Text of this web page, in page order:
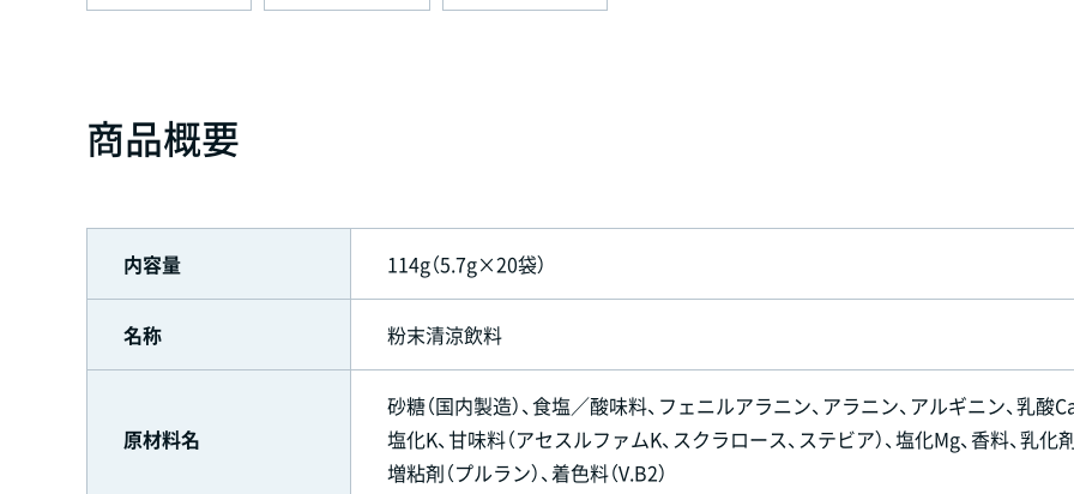
商品概要
内容量 114g（5.7g×20袋）
名称 粉末清涼飲料
原材料名
砂糖（国内製造）、食塩／酸味料、フェニルアラニン、アラニン、アルギニン、乳酸
塩化K、甘味料（アセスルファムK、スクラロース、ステビア）、塩化Mg、香料、乳化
増粘剤（プルラン）、着色料（V.B2）